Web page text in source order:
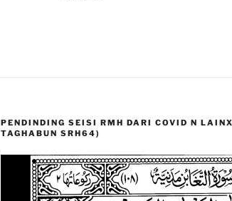
PENDINDING SEISI RMH DARI COVID N
TAGHABUN SRH64)